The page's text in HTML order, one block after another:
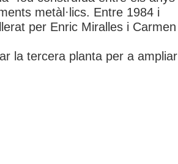
metàl·lics. Entre 1984 i
per Enric Miralles i Carmen
la tercera planta per a ampliar